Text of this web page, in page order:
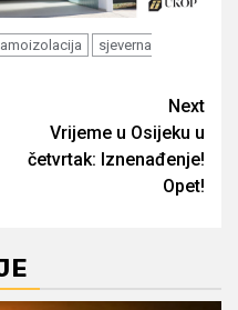
sjeverna
Next
Vrijeme u Osijeku u
četvrtak: Iznenađenje!
Opet!